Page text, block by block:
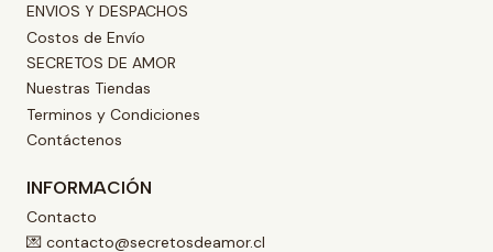
ENVIOS Y DESPACHOS
Costos de Envío
SECRETOS DE AMOR
Nuestras Tiendas
Terminos y Condiciones
Contáctenos
INFORMACIÓN
Contacto
💌 contacto@secretosdeamor.cl